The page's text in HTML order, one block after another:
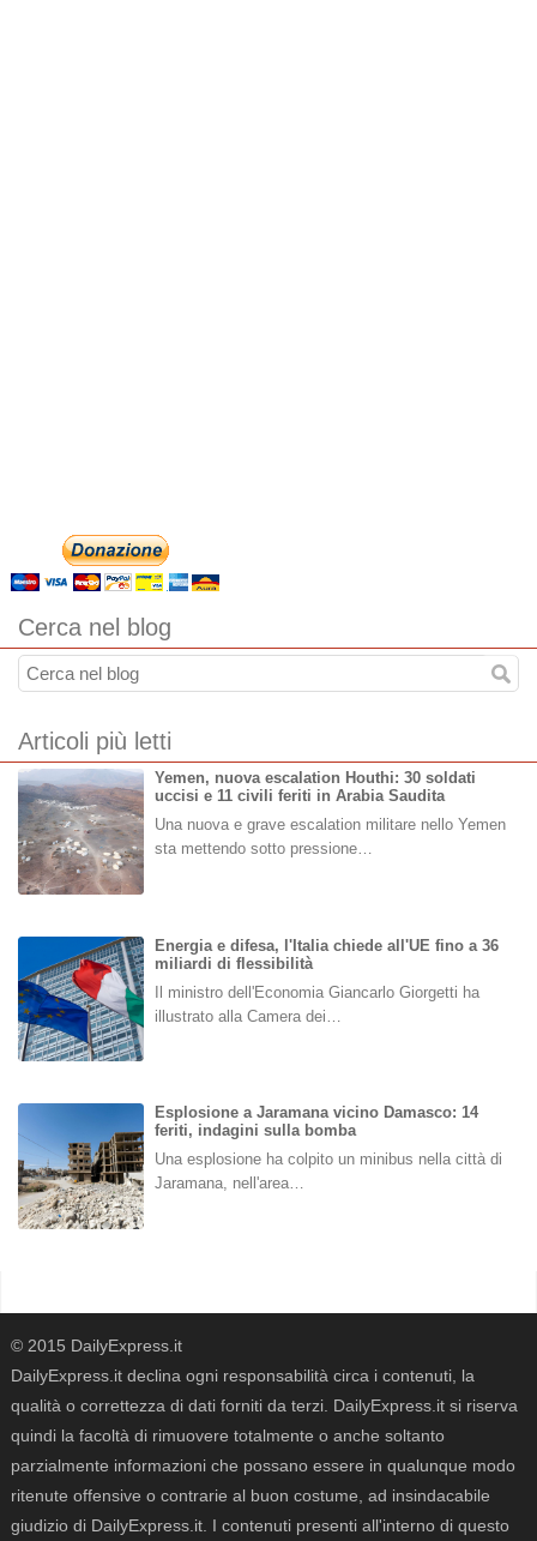
Cerca nel blog
Articoli più letti
Yemen, nuova escalation Houthi: 30 soldati
uccisi e 11 civili feriti in Arabia Saudita
Una nuova e grave escalation militare nello Yemen
sta mettendo sotto pressione…
Energia e difesa, l'Italia chiede all'UE fino a 36
miliardi di flessibilità
Il ministro dell'Economia Giancarlo Giorgetti ha
illustrato alla Camera dei…
Esplosione a Jaramana vicino Damasco: 14
feriti, indagini sulla bomba
Una esplosione ha colpito un minibus nella città di
Jaramana, nell'area…
© 2015 DailyExpress.it
DailyExpress.it declina ogni responsabilità circa i contenuti, la
qualità o correttezza di dati forniti da terzi. DailyExpress.it si riserva
quindi la facoltà di rimuovere totalmente o anche soltanto
parzialmente informazioni che possano essere in qualunque modo
ritenute offensive o contrarie al buon costume, ad insindacabile
giudizio di DailyExpress.it. I contenuti presenti all'interno di questo